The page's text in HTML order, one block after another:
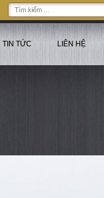
TIN TỨC LIÊN HỆ